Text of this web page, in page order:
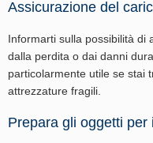
Assicurazione del
Informarti sulla possibilità di
dalla perdita o dai danni
particolarmente utile se stai
attrezzature fragili.
Prepara gli oggetti per